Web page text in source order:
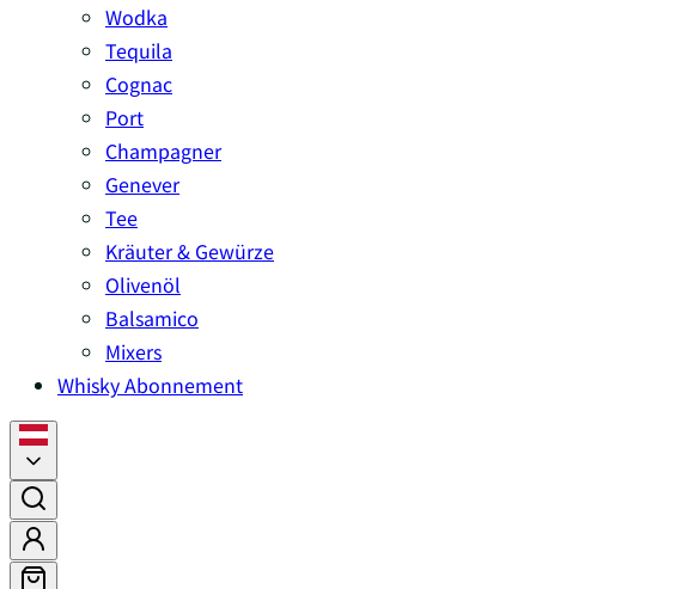
Wodka
Tequila
Cognac
Port
Champagner
Genever
Tee
Kräuter & Gewürze
Olivenöl
Balsamico
Mixers
Whisky Abonnement